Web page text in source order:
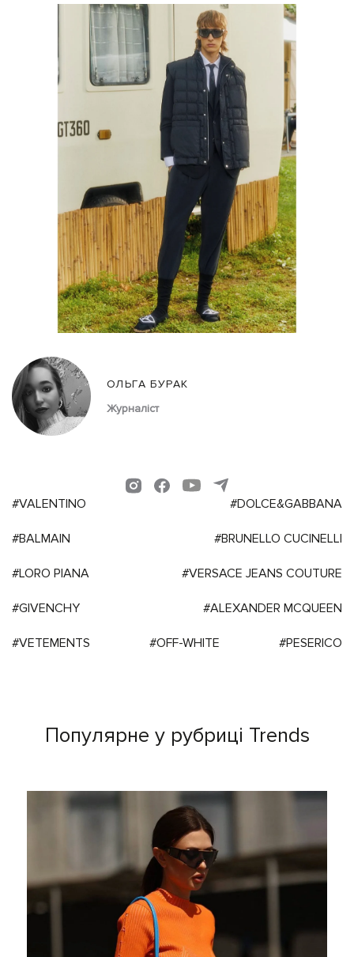
ОЛЬГА БУРАК
Журналіст
#VALENTINO #DOLCE&GABBANA
#BALMAIN #BRUNELLO CUCINELLI
#LORO PIANA #VERSACE JEANS COUTURE
#GIVENCHY #ALEXANDER MCQUEEN
#VETEMENTS #OFF-WHITE #PESERICO
Популярне у рубриці Trends